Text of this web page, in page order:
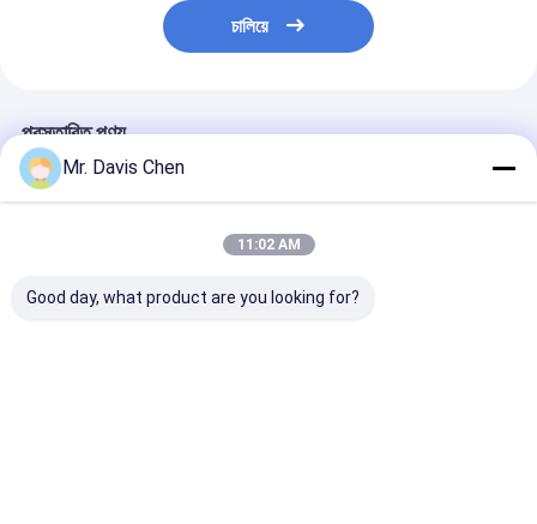
চালিয়ে
প্রস্তাবিত পণ্য
Mr. Davis Chen
11:02 AM
Good day, what product are you looking for?